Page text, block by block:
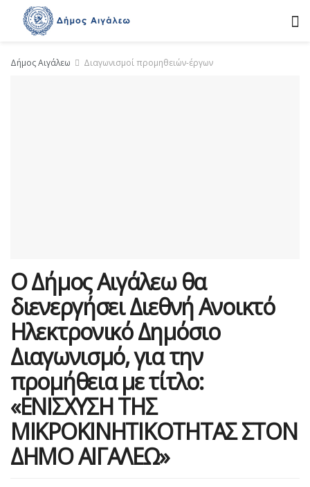
Δήμος Αιγάλεω Διαγωνισμοί προμηθειών-έργων
Ο Δήμος Αιγάλεω θα
διενεργήσει Διεθνή Ανοικτό
Ηλεκτρονικό Δημόσιο
Διαγωνισμό, για την
προμήθεια με τίτλο:
«ΕΝΙΣΧΥΣΗ ΤΗΣ
ΜΙΚΡΟΚΙΝΗΤΙΚΟΤΗΤΑΣ ΣΤΟΝ
ΔΗΜΟ ΑΙΓΑΛΕΩ»